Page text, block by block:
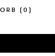
(0)